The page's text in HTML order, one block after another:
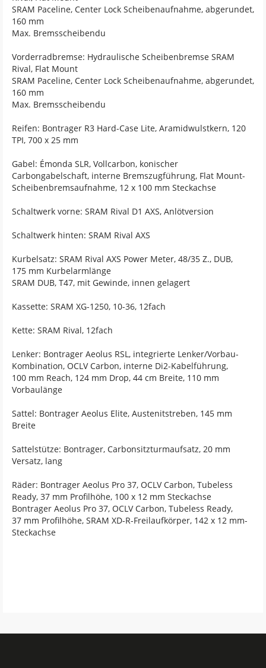
SRAM Paceline, Center Lock Scheibenaufnahme, abgerundet,
160 mm
Max. Bremsscheibendu
Vorderradbremse: Hydraulische Scheibenbremse SRAM
Rival, Flat Mount
SRAM Paceline, Center Lock Scheibenaufnahme, abgerundet,
160 mm
Max. Bremsscheibendu
Reifen: Bontrager R3 Hard-Case Lite, Aramidwulstkern, 120
TPI, 700 x 25 mm
Gabel: Émonda SLR, Vollcarbon, konischer
Carbongabelschaft, interne Bremszugführung, Flat Mount-
Scheibenbremsaufnahme, 12 x 100 mm Steckachse
Schaltwerk vorne: SRAM Rival D1 AXS, Anlötversion
Schaltwerk hinten: SRAM Rival AXS
Kurbelsatz: SRAM Rival AXS Power Meter, 48/35 Z., DUB,
175 mm Kurbelarmlänge
SRAM DUB, T47, mit Gewinde, innen gelagert
Kassette: SRAM XG-1250, 10-36, 12fach
Kette: SRAM Rival, 12fach
Lenker: Bontrager Aeolus RSL, integrierte Lenker/Vorbau-
Kombination, OCLV Carbon, interne Di2-Kabelführung,
100 mm Reach, 124 mm Drop, 44 cm Breite, 110 mm
Vorbaulänge
Sattel: Bontrager Aeolus Elite, Austenitstreben, 145 mm
Breite
Sattelstütze: Bontrager, Carbonsitzturmaufsatz, 20 mm
Versatz, lang
Räder: Bontrager Aeolus Pro 37, OCLV Carbon, Tubeless
Ready, 37 mm Profilhöhe, 100 x 12 mm Steckachse
Bontrager Aeolus Pro 37, OCLV Carbon, Tubeless Ready,
37 mm Profilhöhe, SRAM XD-R-Freilaufkörper, 142 x 12 mm-
Steckachse